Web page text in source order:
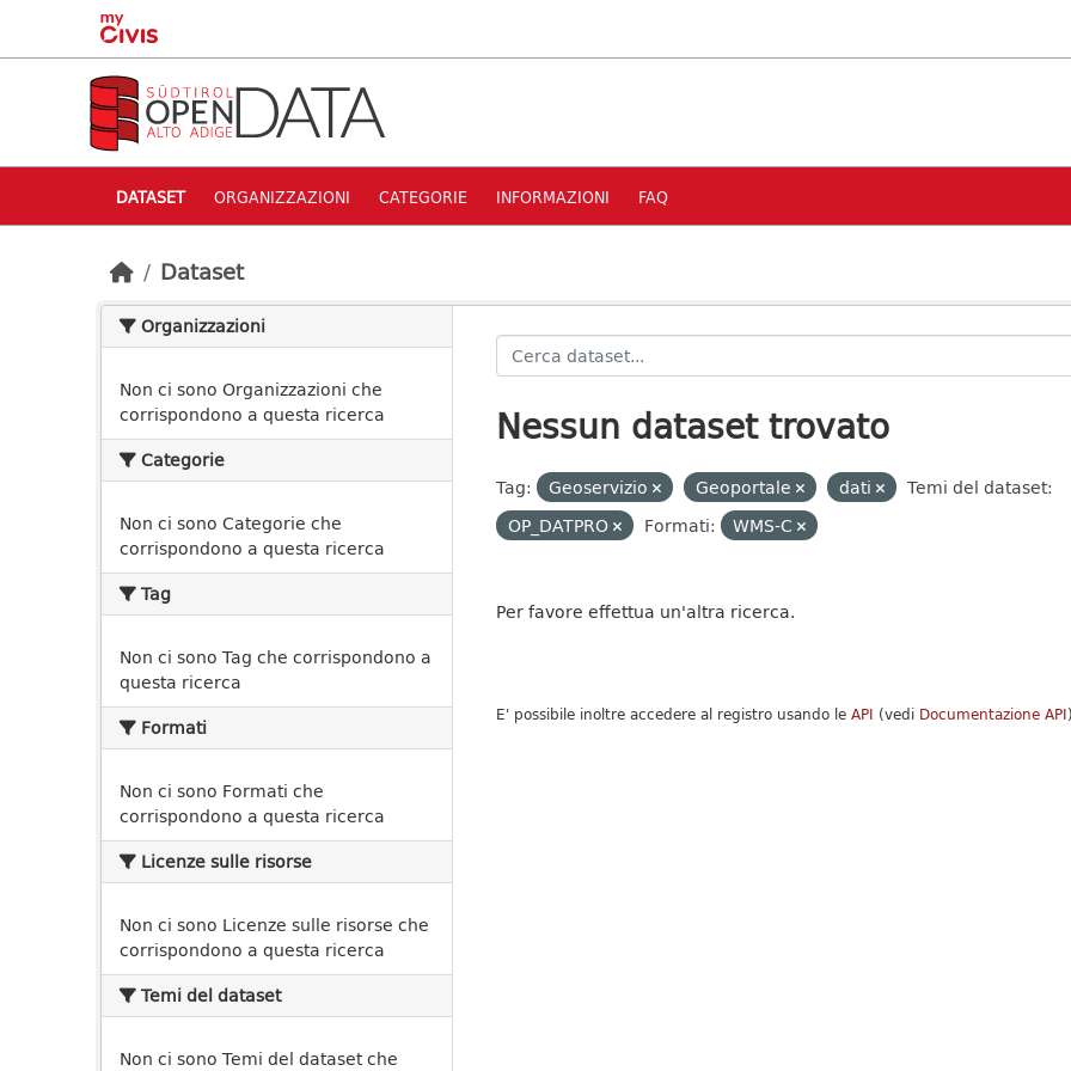
Skip to main content
DATASET ORGANIZZAZIONI CATEGORIE INFORMAZIONI FAQ
Dataset
Organizzazioni
Non ci sono Organizzazioni che
corrispondono a questa ricerca
Categorie
Non ci sono Categorie che
corrispondono a questa ricerca
Tag
Non ci sono Tag che corrispondono a
questa ricerca
Formati
Non ci sono Formati che
corrispondono a questa ricerca
Licenze sulle risorse
Non ci sono Licenze sulle risorse che
corrispondono a questa ricerca
Temi del dataset
Non ci sono Temi del dataset che
Nessun dataset trovato
Tag: Geoservizio Geoportale dati
Temi del dataset:
OP_DATPRO
Formati: WMS-C
Per favore effettua un'altra ricerca.
E' possibile inoltre accedere al registro usando le API (vedi Documentazione API